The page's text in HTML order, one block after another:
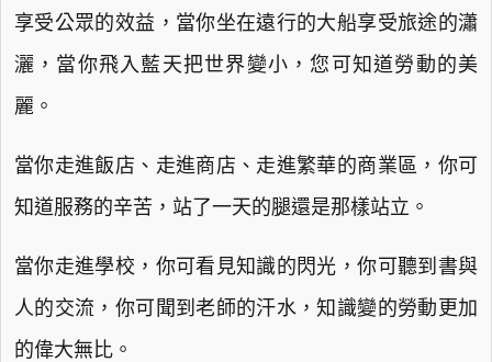
享受公眾的效益，當你坐在遠行的大船享受旅途的瀟
灑，當你飛入藍天把世界變小，您可知道勞動的美
麗。
當你走進飯店、走進商店、走進繁華的商業區，你可
知道服務的辛苦，站了一天的腿還是那樣站立。
當你走進學校，你可看見知識的閃光，你可聽到書與
人的交流，你可聞到老師的汗水，知識變的勞動更加
的偉大無比。